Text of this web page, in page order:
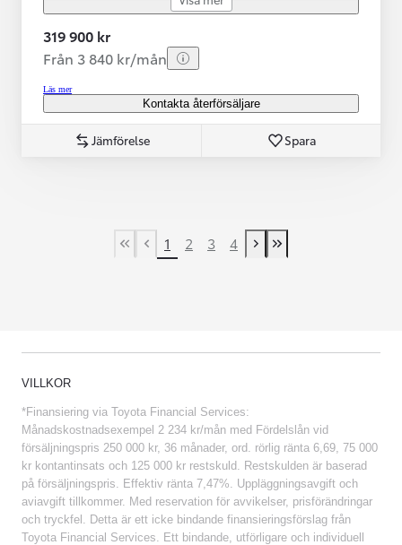
319 900 kr
Från 3 840 kr/mån
Läs mer
Kontakta återförsäljare
Jämförelse Spara
First Page
Previous page
1 2 3 4
Next page
Last Page
VILLKOR
*Finansiering via Toyota Financial Services:
Månadskostnadsexempel 2 234 kr/mån med Fördelslån vid
försäljningspris 250 000 kr, 36 månader, ord. rörlig ränta 6,69, 75 000
kr kontantinsats och 125 000 kr restskuld. Restskulden är baserad
på försäljningspris. Effektiv ränta 7,47%. Uppläggningsavgift och
aviavgift tillkommer. Med reservation för avvikelser, prisförändringar
och tryckfel. Detta är ett icke bindande finansieringsförslag från
Toyota Financial Services. Ett bindande, utförligare och individuell